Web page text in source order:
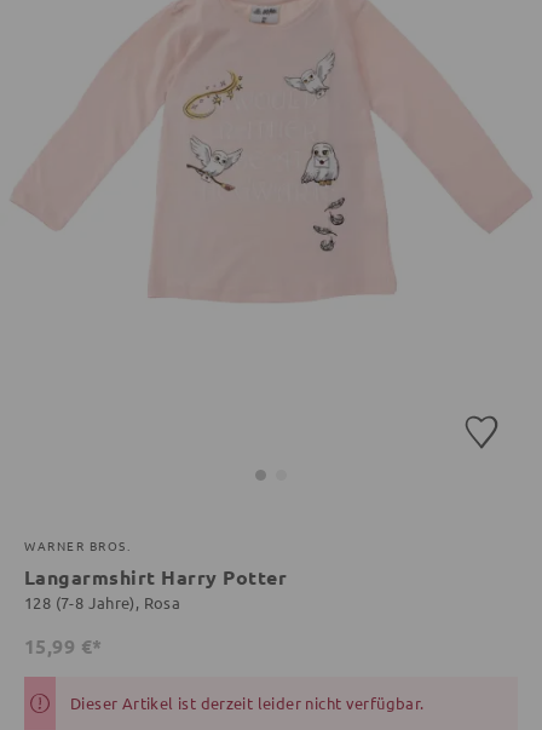
WARNER BROS.
Langarmshirt Harry Potter
128 (7-8 Jahre), Rosa
15,99 €*
Dieser Artikel ist derzeit leider nicht verfügbar.